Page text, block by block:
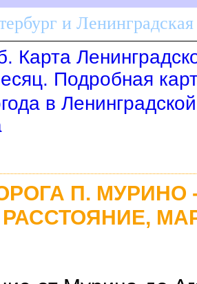
и Ленинградская
Карта
Подробная
в
П. МУРИНО
РАССТОЯНИЕ,